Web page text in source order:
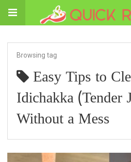
Browsing tag
Easy Tips to
Idichakka (Tender
Without a Mess